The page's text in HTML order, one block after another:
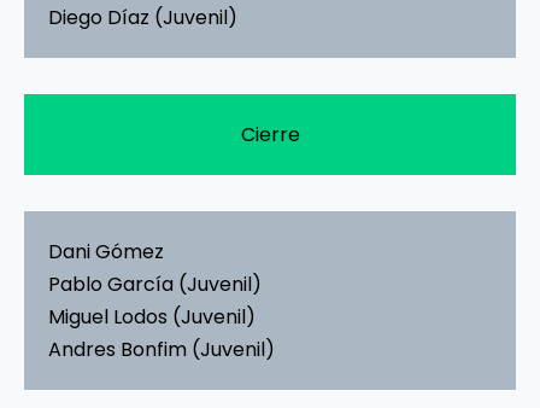
Diego Díaz (Juvenil)
Cierre
Dani Gómez
Pablo García (Juvenil)
Miguel Lodos (Juvenil)
Andres Bonfim (Juvenil)